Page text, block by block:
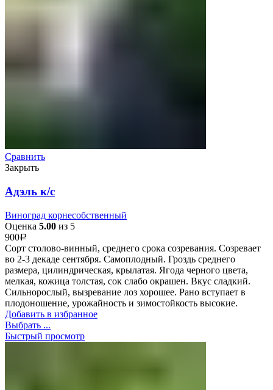
Сравнить
Закрыть
Адэль к/с
Виноград корнесобственный
Оценка 5.00 из 5
900Р
Сорт столово-винный, среднего срока созревания. Созревает
во 2-3 декаде сентября. Самоплодный. Гроздь среднего
размера, цилиндрическая, крылатая. Ягода черного цвета,
мелкая, кожица толстая, сок слабо окрашен. Вкус сладкий.
Сильнорослый, вызревание лоз хорошее. Рано вступает в
плодоношение, урожайность и зимостойкость высокие.
Добавить в избранное
Выбрать ...
Быстрый просмотр